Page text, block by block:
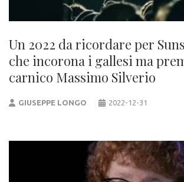
Un 2022 da ricordare per
che incorona i gallesi ma
carnico Massimo Silverio
GIUSEPPE LONGO 2022-12-31